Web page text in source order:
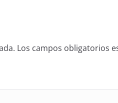
Los campos obligatorios